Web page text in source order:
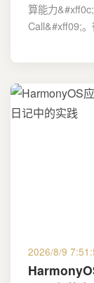
算能力
Call&#xff09;
2026/8/9